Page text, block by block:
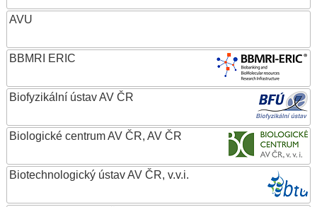
AVU
BBMRI ERIC
Biofyzikální ústav AV ČR
Biologické centrum AV ČR, AV ČR
Biotechnologický ústav AV ČR, v.v.i.